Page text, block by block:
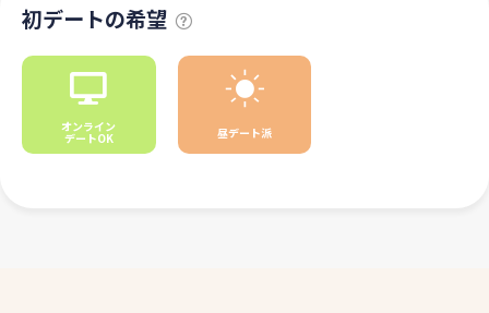
初デートの希望
オンライン
デートOK 昼デート派